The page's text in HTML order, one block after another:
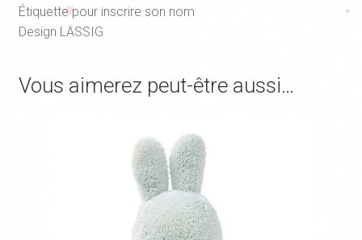
Étiquette pour inscrire son nom
Design LÄSSIG
Vous aimerez peut-être aussi…